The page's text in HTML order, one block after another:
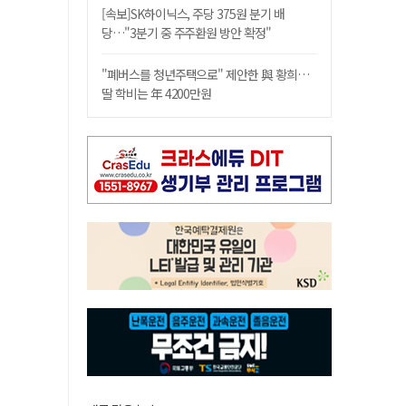
[속보]SK하이닉스, 주당 375원 분기 배
당…"3분기 중 주주환원 방안 확정"
"폐버스를 청년주택으로" 제안한 與 황희…
딸 학비는 年 4200만원